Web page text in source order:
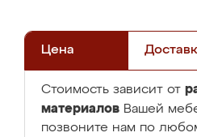
Цена
Стоимость зависит от
материалов Вашей
позвоните нам по